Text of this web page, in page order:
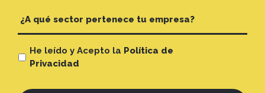
He leído y Acepto la Política de
Privacidad